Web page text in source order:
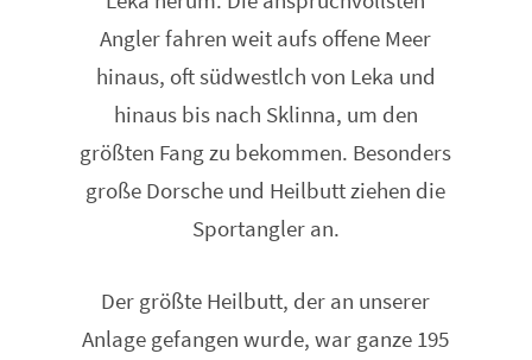
Angler fahren weit aufs offene Meer
hinaus, oft südwestlch von Leka und
hinaus bis nach Sklinna, um den
größten Fang zu bekommen. Besonders
große Dorsche und Heilbutt ziehen die
Sportangler an.
Der größte Heilbutt, der an unserer
Anlage gefangen wurde, war ganze 195